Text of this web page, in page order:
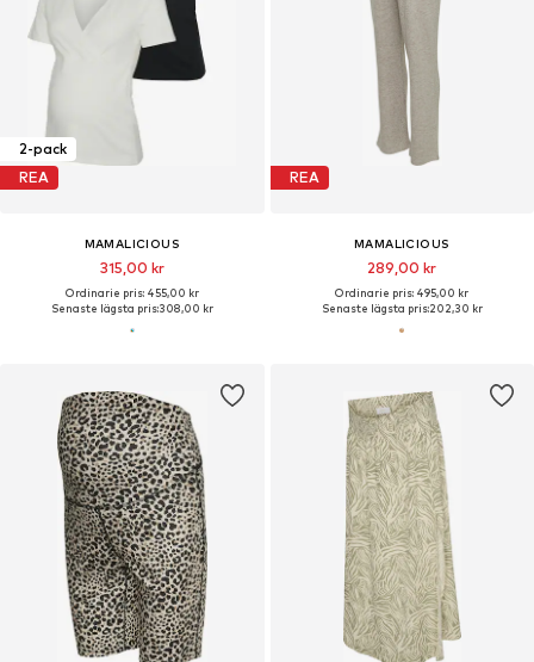
2-pack
REA
MAMALICIOUS
315,00 kr
Ordinarie pris: 455,00 kr
Senaste lägsta pris:308,00 kr
REA
MAMALICIOUS
289,00 kr
Ordinarie pris: 495,00 kr
Senaste lägsta pris:202,30 kr